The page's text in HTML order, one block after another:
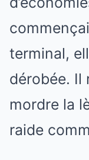
terminal,
dérobée. Il
mordre la
raide